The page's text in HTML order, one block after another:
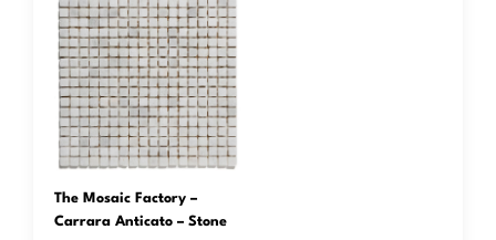
The Mosaic Factory –
Carrara Anticato – Stone